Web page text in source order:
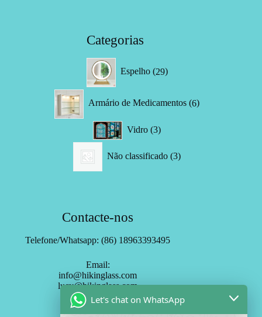
Categorias
Espelho 29produtos
Armário de Medicamentos 6produtos
Vidro 33
produtos
Não classificado 3produtos
Contacte-nos
Telefone/Whatsapp: (86) 18963393495
Email:
info@hikinglass.com
lucy@hikinglass.com
Assinar HK Mirror
Let's chat on WhatsApp